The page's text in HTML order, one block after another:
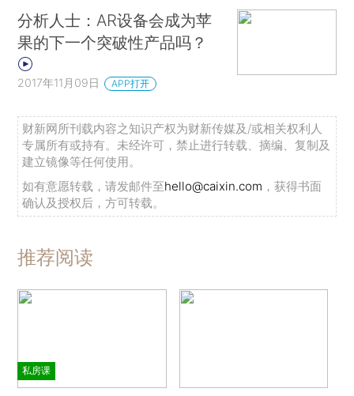
分析人士：AR设备会成为苹
果的下一个突破性产品吗？
2017年11月09日 APP打开
财新网所刊载内容之知识产权为财新传媒及/或相关权利人
专属所有或持有。未经许可，禁止进行转载、摘编、复制及
建立镜像等任何使用。
如有意愿转载，请发邮件至hello@caixin.com ，获得书面
确认及授权后，方可转载。
推荐阅读
私房课